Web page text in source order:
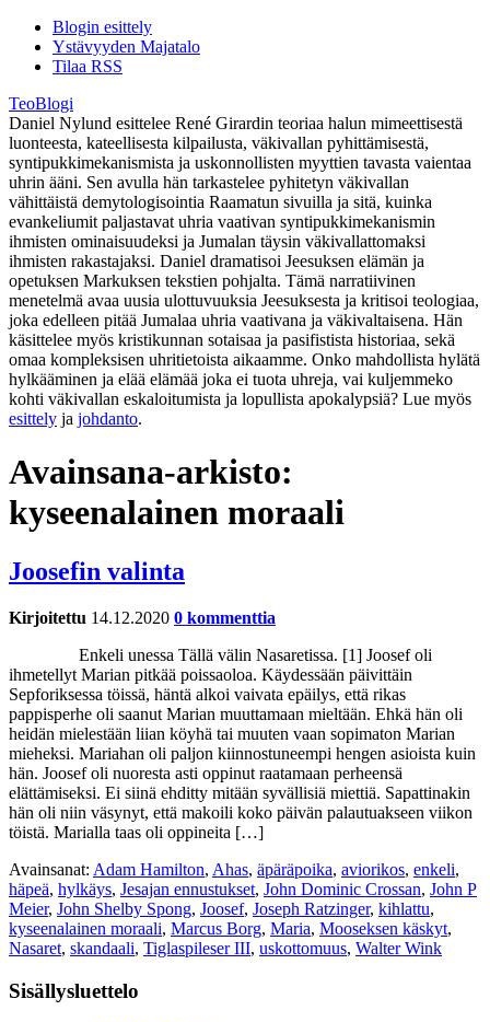
Blogin esittely
Ystävyyden Majatalo
Tilaa RSS
TeoBlogi
Daniel Nylund esittelee René Girardin teoriaa halun mimeettisestä
luonteesta, kateellisesta kilpailusta, väkivallan pyhittämisestä,
syntipukkimekanismista ja uskonnollisten myyttien tavasta vaientaa
uhrin ääni. Sen avulla hän tarkastelee pyhitetyn väkivallan
vähittäistä demytologisointia Raamatun sivuilla ja sitä, kuinka
evankeliumit paljastavat uhria vaativan syntipukkimekanismin
ihmisten ominaisuudeksi ja Jumalan täysin väkivallattomaksi
ihmisten rakastajaksi. Daniel dramatisoi Jeesuksen elämän ja
opetuksen Markuksen tekstien pohjalta. Tämä narratiivinen
menetelmä avaa uusia ulottuvuuksia Jeesuksesta ja kritisoi teologiaa,
joka edelleen pitää Jumalaa uhria vaativana ja väkivaltaisena. Hän
käsittelee myös kristikunnan sotaisaa ja pasifistista historiaa, sekä
omaa kompleksisen uhritietoista aikaamme. Onko mahdollista hylätä
hylkääminen ja elää elämää joka ei tuota uhreja, vai kuljemmeko
kohti väkivallan eskaloitumista ja lopullista apokalypsiä? Lue myös
esittely ja johdanto.
Avainsana-arkisto:
kyseenalainen moraali
Joosefin valinta
Kirjoitettu 14.12.2020 0 kommenttia
Enkeli unessa Tällä välin Nasaretissa. [1] Joosef oli
ihmetellyt Marian pitkää poissaoloa. Käydessään päivittäin
Sepforiksessa töissä, häntä alkoi vaivata epäilys, että rikas
pappisperhe oli saanut Marian muuttamaan mieltään. Ehkä hän oli
heidän mielestään liian köyhä tai muuten vaan sopimaton Marian
mieheksi. Mariahan oli paljon kiinnostuneempi hengen asioista kuin
hän. Joosef oli nuoresta asti oppinut raatamaan perheensä
elättämiseksi. Ei siinä ehditty mitään syvällisiä miettiä. Sapattinakin
hän oli niin väsynyt, että makoili koko päivän palautuakseen viikon
töistä. Marialla taas oli oppineita […]
Avainsanat: Adam Hamilton, Ahas, äpäräpoika, aviorikos, enkeli,
häpeä, hylkäys, Jesajan ennustukset, John Dominic Crossan, John P
Meier, John Shelby Spong, Joosef, Joseph Ratzinger, kihlattu,
kyseenalainen moraali, Marcus Borg, Maria, Mooseksen käskyt,
Nasaret, skandaali, Tiglaspileser III, uskottomuus, Walter Wink
Sisällysluettelo